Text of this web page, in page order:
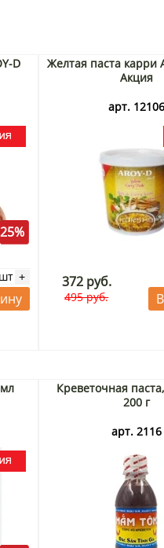
D
25%
шт +
Желтая паста карри
Акция
арт. 12106
372 руб.
495 руб.
Креветочная
200 г
арт. 2116